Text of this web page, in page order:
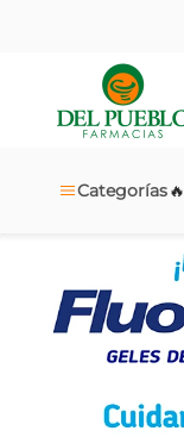
Categorías🔥